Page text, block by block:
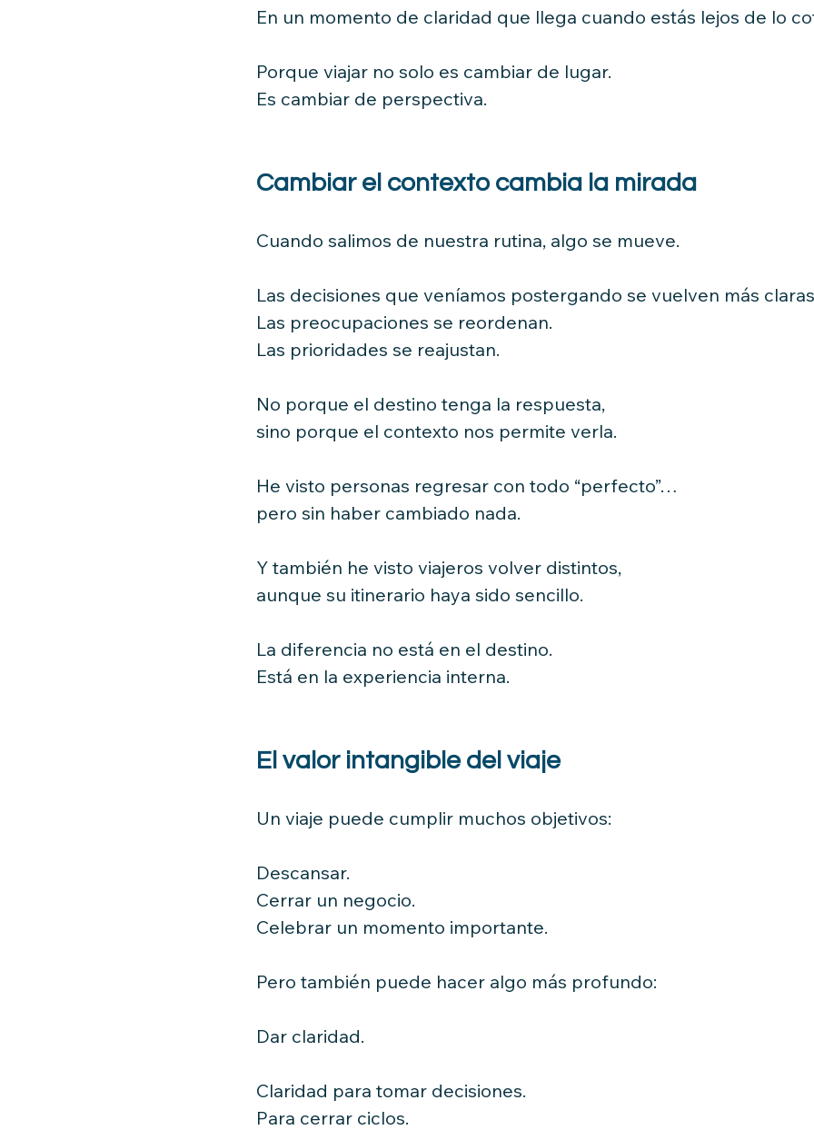
En un momento de claridad que llega cuando estás lejos de lo
Porque viajar no solo es cambiar de lugar.
Es cambiar de perspectiva.
Cambiar el contexto cambia la mirada
Cuando salimos de nuestra rutina, algo se mueve.
Las decisiones que veníamos postergando se vuelven más
Las preocupaciones se reordenan.
Las prioridades se reajustan.
No porque el destino tenga la respuesta,
sino porque el contexto nos permite verla.
He visto personas regresar con todo “perfecto”…
pero sin haber cambiado nada.
Y también he visto viajeros volver distintos,
aunque su itinerario haya sido sencillo.
La diferencia no está en el destino.
Está en la experiencia interna.
El valor intangible del viaje
Un viaje puede cumplir muchos objetivos:
Descansar.
Cerrar un negocio.
Celebrar un momento importante.
Pero también puede hacer algo más profundo:
Dar claridad.
Claridad para tomar decisiones.
Para cerrar ciclos.